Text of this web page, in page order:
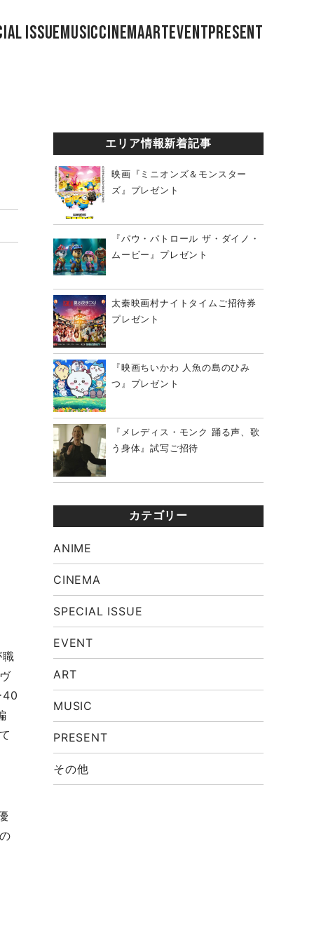
ISSUEMUSICCINEMAARTEVENTPRESENT
40
エリア情報新着記事
映画『ミニオンズ＆モンスター
ズ』プレゼント
『パウ・パトロール ザ・ダイノ・
ムービー』プレゼント
太秦映画村ナイトタイムご招待券
プレゼント
『映画ちいかわ 人魚の島のひみ
つ』プレゼント
『メレディス・モンク 踊る声、歌
う身体』試写ご招待
カテゴリー
ANIME
CINEMA
SPECIAL ISSUE
EVENT
ART
MUSIC
PRESENT
その他